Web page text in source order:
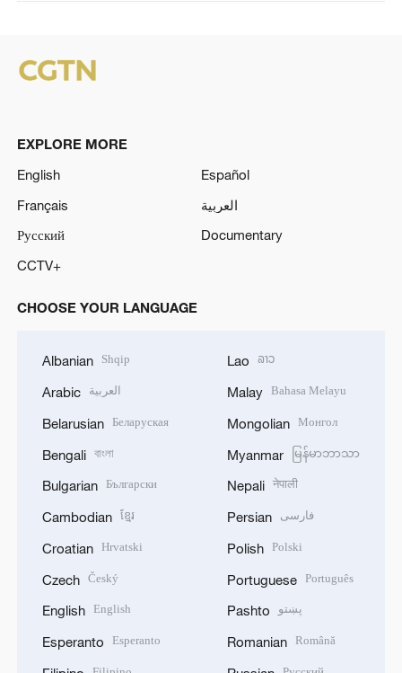
EXPLORE MORE
English
Español
Français
العربية
Русский
Documentary
CCTV+
CHOOSE YOUR LANGUAGE
Albanian Shqip
Arabic العربية
Belarusian Беларуская
Bengali বাংলা
Bulgarian Български
Cambodian ខ្មែរ
Croatian Hrvatski
Czech Český
English English
Esperanto Esperanto
Lao ລາວ
Malay Bahasa Melayu
Mongolian Монгол
Myanmar မြန်မာဘာသာ
Nepali नेपाली
Persian فارسی
Polish Polski
Portuguese Português
Pashto پښتو
Romanian Română